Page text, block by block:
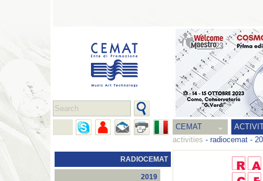
CEMAT
activities - radiocemat -
RADIOCEMAT
2019